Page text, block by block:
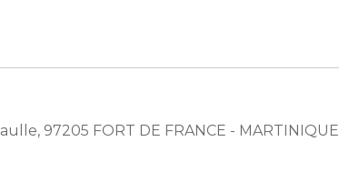
97205 FORT DE FRANCE - MARTINIQUE